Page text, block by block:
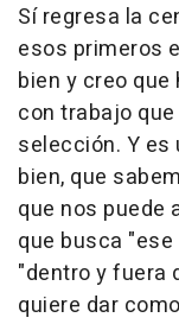
Sí regresa la
esos primeros
bien y creo
con trabajo
selección. Y
bien, que
que nos puede
que busca
"dentro y fuera
quiere dar